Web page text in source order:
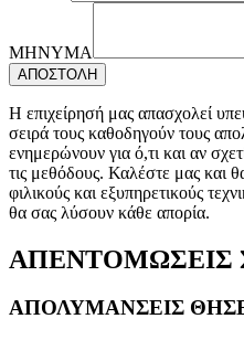
ΜΗΝΥΜΑ
ΑΠΟΣΤΟΛΗ
Η επιχείρησή μας απασχολεί
σειρά τους καθοδηγούν τους
ενημερώνουν για ό,τι και αν
τις μεθόδους. Καλέστε μας και
φιλικούς και εξυπηρετικούς
θα σας λύσουν κάθε απορία.
ΑΠΕΝΤΟΜΩΣΕΙΣ
ΑΠΟΛΥΜΑΝΣΕΙΣ